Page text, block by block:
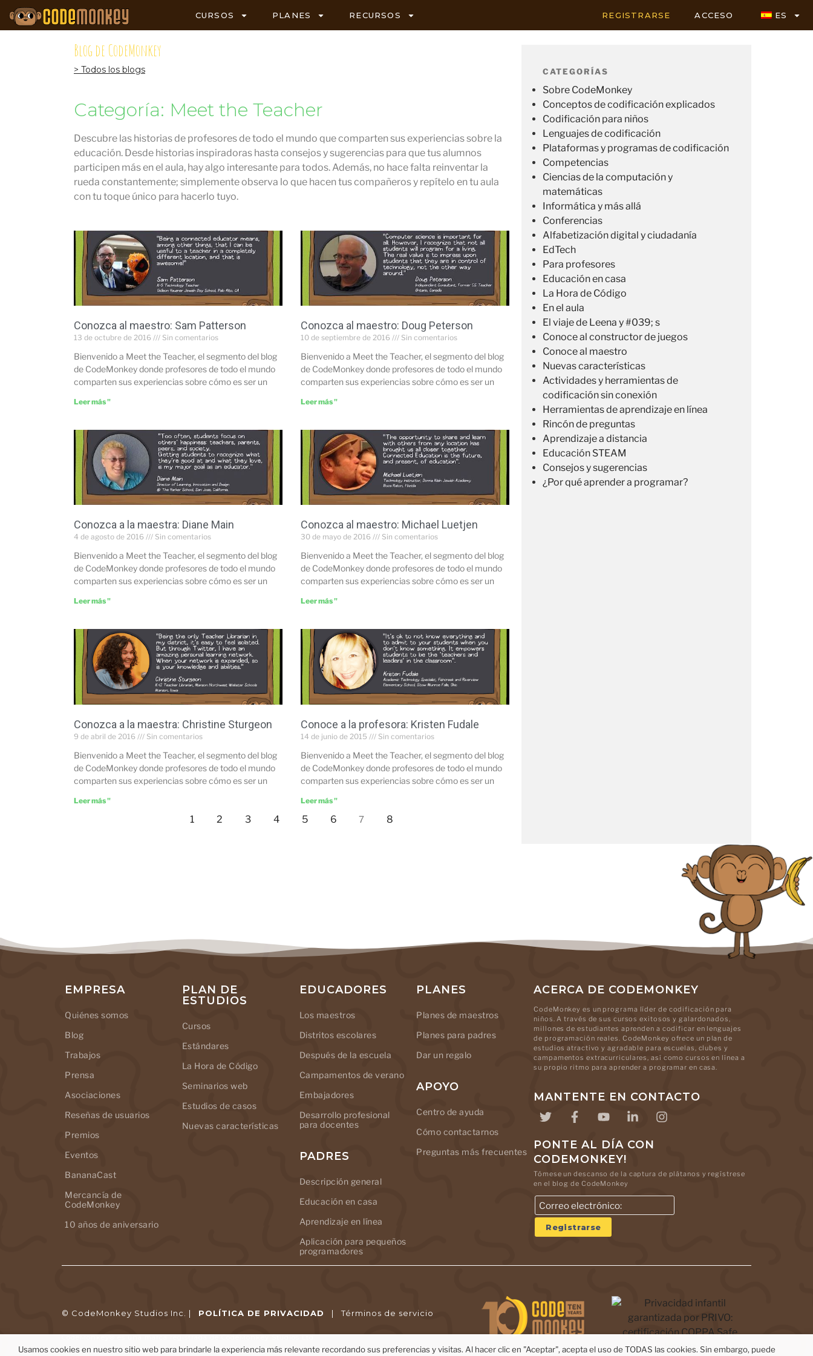
CURSOS PLANES RECURSOS REGISTRARSE ACCESO ES
Blog de CodeMonkey
> Todos los blogs
Categoría: Meet the Teacher
Descubre las historias de profesores de todo el mundo que comparten sus experiencias sobre la
educación. Desde historias inspiradoras hasta consejos y sugerencias para que tus alumnos
participen más en el aula, hay algo interesante para todos. Además, no hace falta reinventar la
rueda constantemente; simplemente observa lo que hacen tus compañeros y repítelo en tu aula
con tu toque único para hacerlo tuyo.
Conozca al maestro: Sam Patterson
13 de octubre de 2016 Sin comentarios
Bienvenido a Meet the Teacher, el segmento del blog
de CodeMonkey donde profesores de todo el mundo
comparten sus experiencias sobre cómo es ser un
Leer más "
Conozca al maestro: Doug Peterson
10 de septiembre de 2016 Sin comentarios
Bienvenido a Meet the Teacher, el segmento del blog
de CodeMonkey donde profesores de todo el mundo
comparten sus experiencias sobre cómo es ser un
Leer más "
Conozca a la maestra: Diane Main
4 de agosto de 2016 Sin comentarios
Bienvenido a Meet the Teacher, el segmento del blog
de CodeMonkey donde profesores de todo el mundo
comparten sus experiencias sobre cómo es ser un
Leer más "
Conozca al maestro: Michael Luetjen
30 de mayo de 2016 Sin comentarios
Bienvenido a Meet the Teacher, el segmento del blog
de CodeMonkey donde profesores de todo el mundo
comparten sus experiencias sobre cómo es ser un
Leer más "
Conozca a la maestra: Christine Sturgeon
9 de abril de 2016 Sin comentarios
Bienvenido a Meet the Teacher, el segmento del blog
de CodeMonkey donde profesores de todo el mundo
comparten sus experiencias sobre cómo es ser un
Leer más "
Conoce a la profesora: Kristen Fudale
14 de junio de 2015 Sin comentarios
Bienvenido a Meet the Teacher, el segmento del blog
de CodeMonkey donde profesores de todo el mundo
comparten sus experiencias sobre cómo es ser un
Leer más "
1 2 3 4 5 6 7 8
CATEGORÍAS
Sobre CodeMonkey
Conceptos de codificación explicados
Codificación para niños
Lenguajes de codificación
Plataformas y programas de codificación
Competencias
Ciencias de la computación y
matemáticas
Informática y más allá
Conferencias
Alfabetización digital y ciudadanía
EdTech
Para profesores
Educación en casa
La Hora de Código
En el aula
El viaje de Leena y #039; s
Conoce al constructor de juegos
Conoce al maestro
Nuevas características
Actividades y herramientas de
codificación sin conexión
Herramientas de aprendizaje en línea
Rincón de preguntas
Aprendizaje a distancia
Educación STEAM
Consejos y sugerencias
¿Por qué aprender a programar?
EMPRESA
Quiénes somos
Blog
Trabajos
Prensa
Asociaciones
Reseñas de usuarios
Premios
Eventos
BananaCast
Mercancía de
CodeMonkey
10 años de aniversario
PLAN DE
ESTUDIOS
Cursos
Estándares
La Hora de Código
Seminarios web
Estudios de casos
Nuevas características
EDUCADORES
Los maestros
Distritos escolares
Después de la escuela
Campamentos de verano
Embajadores
Desarrollo profesional
para docentes
PADRES
Descripción general
Educación en casa
Aprendizaje en línea
Aplicación para pequeños
programadores
PLANES
Planes de maestros
Planes para padres
Dar un regalo
APOYO
Centro de ayuda
Cómo contactarnos
Preguntas más frecuentes
ACERCA DE CODEMONKEY
CodeMonkey es un programa líder de codificación para
niños. A través de sus cursos exitosos y galardonados,
millones de estudiantes aprenden a codificar en lenguajes
de programación reales. CodeMonkey ofrece un plan de
estudios atractivo y agradable para escuelas, clubes y
campamentos extracurriculares, así como cursos en línea a
su propio ritmo para aprender a programar en casa.
MANTENTE EN CONTACTO
PONTE AL DÍA CON
CODEMONKEY!
Tómese un descanso de la captura de plátanos y regístrese
en el blog de CodeMonkey
© CodeMonkey Studios Inc. | POLÍTICA DE PRIVACIDAD |Términos de servicio
Usamos cookies en nuestro sitio web para brindarle la experiencia más relevante recordando sus preferencias y visitas. Al hacer clic en "Aceptar", acepta el uso de TODAS las cookies. Sin embargo, puede